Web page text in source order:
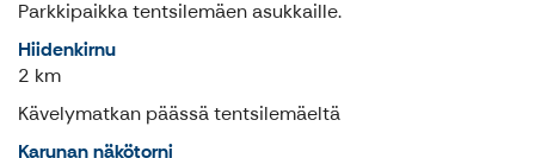
Parkkipaikka tentsilemäen asukkaille.
Hiidenkirnu
2 km
Kävelymatkan päässä tentsilemäeltä
Karunan näkötorni